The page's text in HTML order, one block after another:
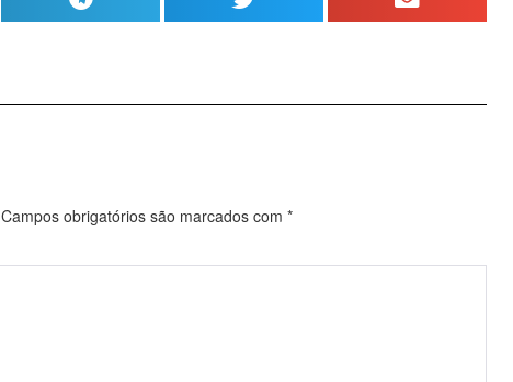
Campos obrigatórios são marcados com *